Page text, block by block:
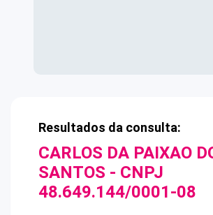
Resultados da consulta:
CARLOS DA PAIXAO
SANTOS - CNPJ
48.649.144/0001-08